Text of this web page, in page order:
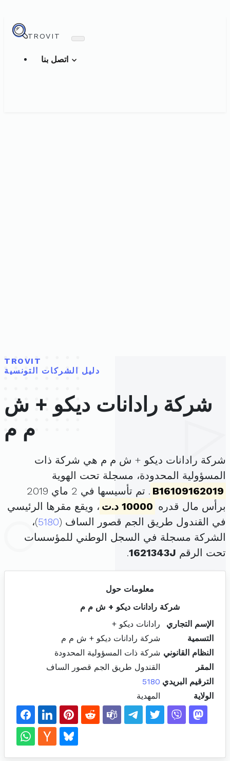
TROVIT
TROVIT
دليل الشركات التونسية
شركة رادانات ديكو + ش
م م
شركة رادانات ديكو + ش م م هي شركة ذات
المسؤولية المحدودة، مسجلة تحت الهوية
B16109162019
. تم تأسيسها في 2 ماي 2019
برأس مال قدره 10000 د.ت
، ويقع مقرها الرئيسي
في القندول طريق الجم قصور الساف (5180)،
الشركة مسجلة في السجل الوطني للمؤسسات
تحت الرقم 1621343J
.
معلومات حول
شركة رادانات ديكو + ش م م
الإسم التجاري
رادانات ديكو +
التسمية
شركة رادانات ديكو + ش م م
النظام القانوني شركة ذات المسؤولية المحدودة
المقر
القندول طريق الجم قصور الساف
الترقيم البريدي 5180
الولاية
المهدية